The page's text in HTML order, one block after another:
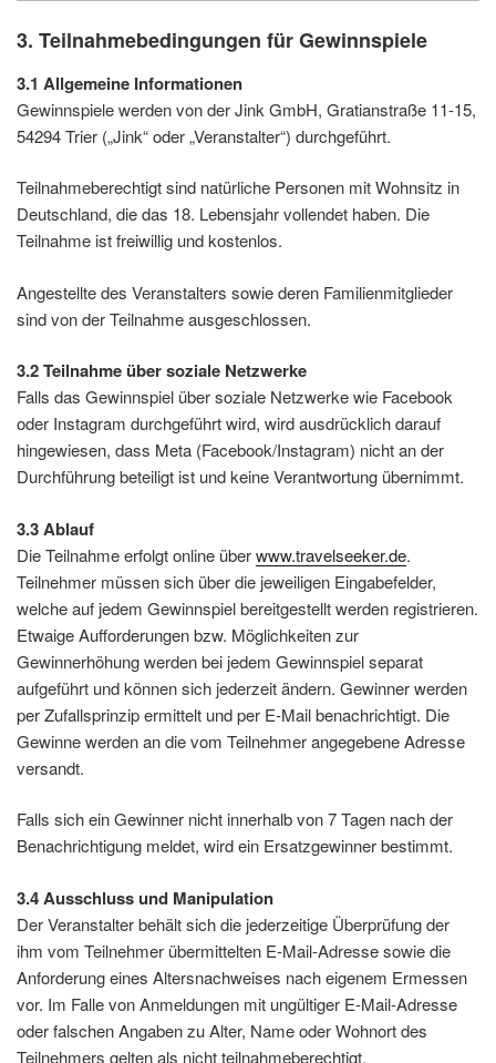
3. Teilnahmebedingungen für Gewinnspiele
3.1 Allgemeine Informationen
Gewinnspiele werden von der Jink GmbH, Gratianstraße 11-15,
54294 Trier („Jink“ oder „Veranstalter“) durchgeführt.
Teilnahmeberechtigt sind natürliche Personen mit Wohnsitz in
Deutschland, die das 18. Lebensjahr vollendet haben. Die
Teilnahme ist freiwillig und kostenlos.
Angestellte des Veranstalters sowie deren Familienmitglieder
sind von der Teilnahme ausgeschlossen.
3.2 Teilnahme über soziale Netzwerke
Falls das Gewinnspiel über soziale Netzwerke wie Facebook
oder Instagram durchgeführt wird, wird ausdrücklich darauf
hingewiesen, dass Meta (Facebook/Instagram) nicht an der
Durchführung beteiligt ist und keine Verantwortung übernimmt.
3.3 Ablauf
Die Teilnahme erfolgt online überwww.travelseeker.de.
Teilnehmer müssen sich über die jeweiligen Eingabefelder,
welche auf jedem Gewinnspiel bereitgestellt werden registrieren.
Etwaige Aufforderungen bzw. Möglichkeiten zur
Gewinnerhöhung werden bei jedem Gewinnspiel separat
aufgeführt und können sich jederzeit ändern. Gewinner werden
per Zufallsprinzip ermittelt und per E-Mail benachrichtigt. Die
Gewinne werden an die vom Teilnehmer angegebene Adresse
versandt.
Falls sich ein Gewinner nicht innerhalb von 7 Tagen nach der
Benachrichtigung meldet, wird ein Ersatzgewinner bestimmt.
3.4 Ausschluss und Manipulation
Der Veranstalter behält sich die jederzeitige Überprüfung der
ihm vom Teilnehmer übermittelten E-Mail-Adresse sowie die
Anforderung eines Altersnachweises nach eigenem Ermessen
vor. Im Falle von Anmeldungen mit ungültiger E-Mail-Adresse
oder falschen Angaben zu Alter, Name oder Wohnort des
Teilnehmers gelten als nicht teilnahmeberechtigt.